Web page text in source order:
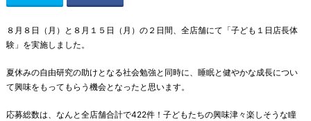
８月８日（月）と８月１５日（月）の２日間、全店舗にて「子ども１日店長体
験」を実施しました。
夏休みの自由研究の助けとなる社会勉強と同時に、睡眠と健やかな成長につい
て興味をもってもらう機会となったと思います。
応募総数は、なんと全店舗合計で422件！子どもたちの興味津々楽しそうな瞳